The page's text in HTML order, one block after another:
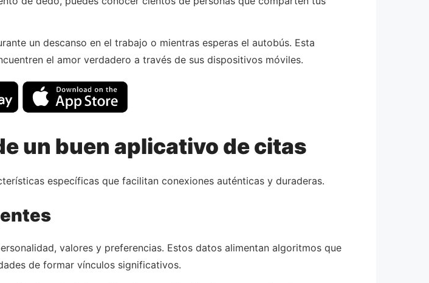
un descanso en el trabajo o mientras esperas el autobús. Esta
el amor verdadero a través de sus dispositivos móviles.
un buen aplicativo de citas
específicas que facilitan conexiones auténticas y duraderas.
valores y preferencias. Estos datos alimentan algoritmos que
de formar vínculos significativos.